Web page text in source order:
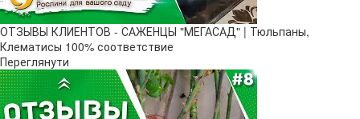
ОТЗЫВЫ КЛИЕНТОВ - САЖЕНЦЫ "МЕГАСАД" | Тюльпаны,
Клематисы 100% соответствие
Переглянути